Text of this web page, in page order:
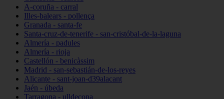
A-coruña - carral
Illes-balears - pollença
Granada - santa-fe
Santa-cruz-de-tenerife - san-cristóbal-de-la-laguna
Almería - padules
Almería - rioja
Castellón - benicàssim
Madrid - san-sebastián-de-los-reyes
Alicante - sant-joan-d39alacant
Jaén - úbeda
Tarragona - ulldecona